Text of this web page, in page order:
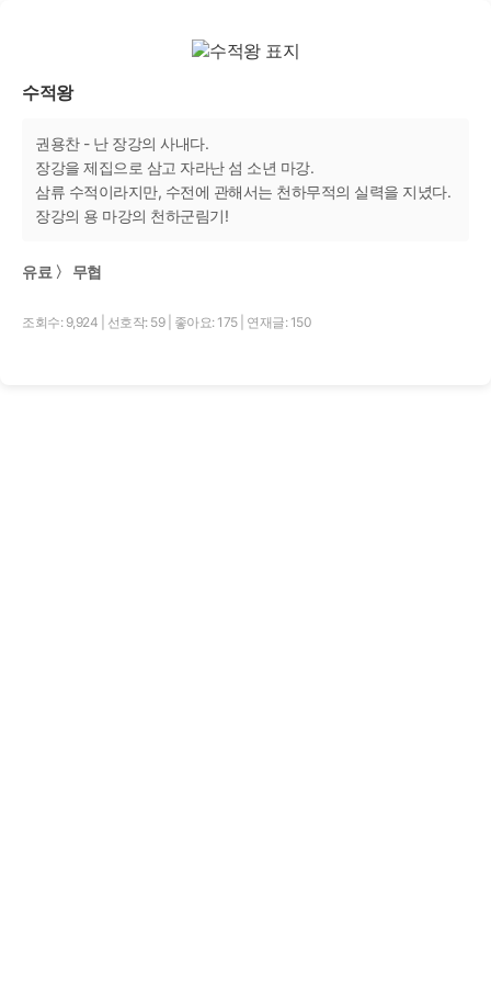
수적왕
권용찬 - 난 장강의 사내다.
장강을 제집으로 삼고 자라난 섬 소년 마강.
삼류 수적이라지만, 수전에 관해서는 천하무적의 실력을 지녔다.
장강의 용 마강의 천하군림기!
유료 〉 무협
조회수: 9,924 선호작: 59 좋아요: 175 연재글: 150